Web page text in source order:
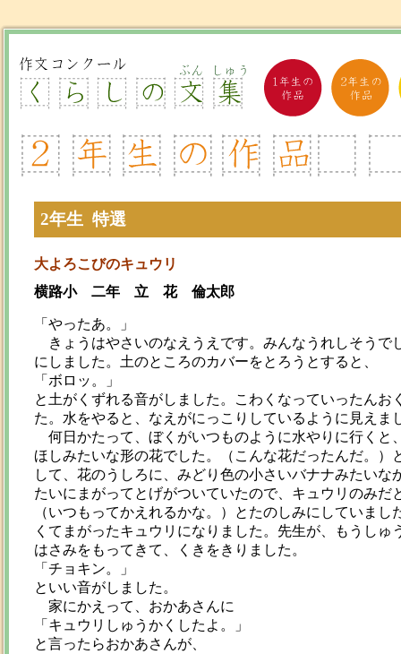
2年生 特選
大よろこびのキュウリ
横路小 二年 立 花 倫太郎
「やったあ。」
きょうはやさいのなえうえです。みんなうれしそうで
にしました。土のところのカバーをとろうとすると、
「ボロッ。」
と土がくずれる音がしました。こわくなっていったん
た。水をやると、なえがにっこりしているように見えま
何日かたって、ぼくがいつものように水やりに行くと
ほしみたいな形の花でした。（こんな花だったんだ。
して、花のうしろに、みどり色の小さいバナナみたい
たいにまがってとげがついていたので、キュウリのみだ
（いつもってかえれるかな。）とたのしみにしていま
くてまがったキュウリになりました。先生が、もうし
はさみをもってきて、くきをきりました。
「チョキン。」
といい音がしました。
家にかえって、おかあさんに
「キュウリしゅうかくしたよ。」
と言ったらおかあさんが、